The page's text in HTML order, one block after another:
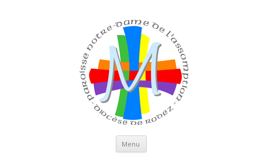
Menu
Aller au contenu principal